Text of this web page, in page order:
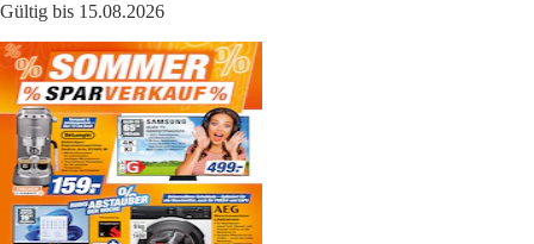
Gültig bis 15.08.2026